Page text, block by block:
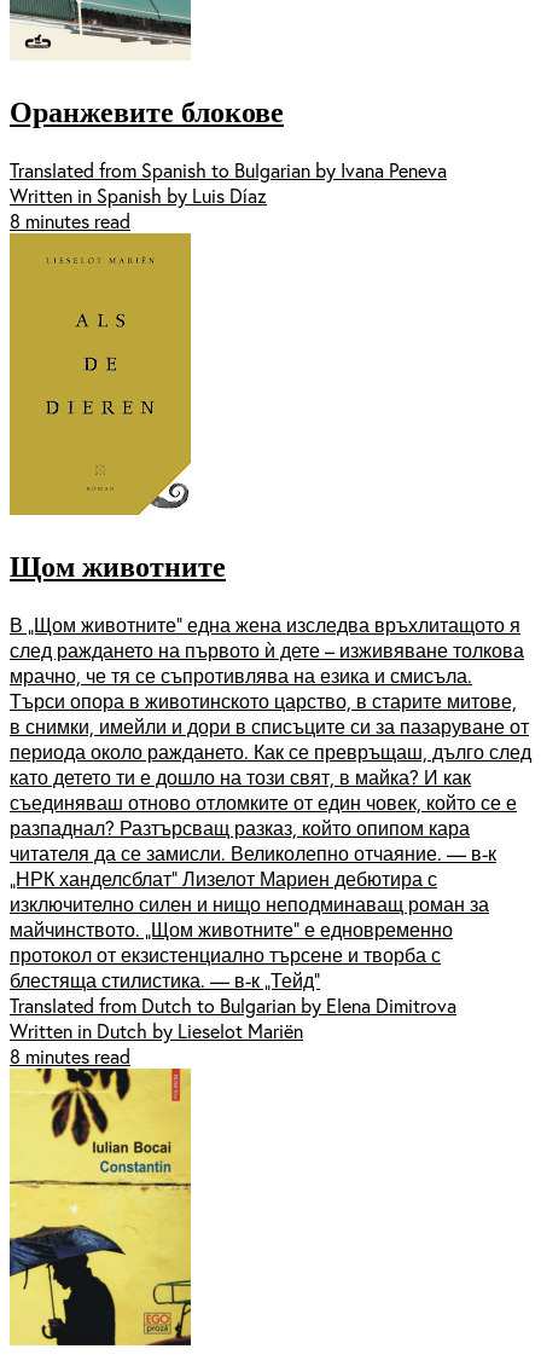
Оранжевите блокове
Translated from Spanish to Bulgarian by Ivana Peneva
Written in Spanish by Luis Díaz
8 minutes read
Щом животните
В „Щом животните” една жена изследва връхлитащото я
след раждането на първото ѝ дете – изживяване толкова
мрачно, че тя се съпротивлява на езика и смисъла.
Търси опора в животинското царство, в старите митове,
в снимки, имейли и дори в списъците си за пазаруване от
периода около раждането. Как се превръщаш, дълго след
като детето ти е дошло на този свят, в майка? И как
съединяваш отново отломките от един човек, който се е
разпаднал? Разтърсващ разказ, който опипом кара
читателя да се замисли. Великолепно отчаяние. — в-к
„НРК ханделсблат” Лизелот Мариен дебютира с
изключително силен и нищо неподминаващ роман за
майчинството. „Щом животните” е едновременно
протокол от екзистенциално търсене и творба с
блестяща стилистика. — в-к „Тейд”
Translated from Dutch to Bulgarian by Elena Dimitrova
Written in Dutch by Lieselot Mariën
8 minutes read